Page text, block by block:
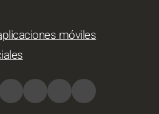
móviles